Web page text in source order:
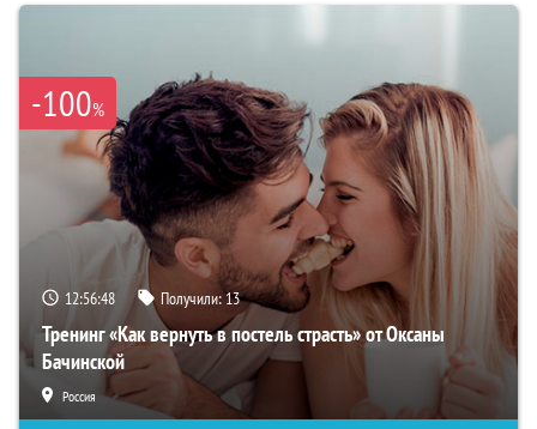
-100%
12:56:47 Получили:13
Тренинг «Как вернуть в постель страсть» от Оксаны
Бачинской
Россия